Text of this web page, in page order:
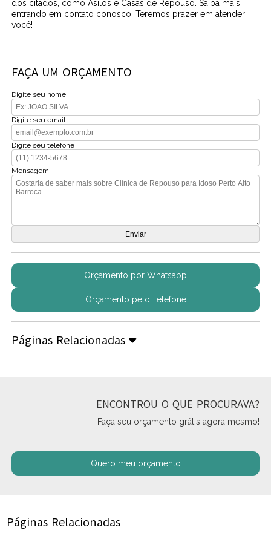
dos citados, como Asilos e Casas de Repouso. Saiba mais
entrando em contato conosco. Teremos prazer em atender
você!
FAÇA UM ORÇAMENTO
Digite seu nome
Digite seu email
Digite seu telefone
Mensagem
Orçamento por Whatsapp
Orçamento pelo Telefone
Páginas Relacionadas
ENCONTROU O QUE PROCURAVA?
Faça seu orçamento grátis agora mesmo!
Quero meu orçamento
Páginas Relacionadas